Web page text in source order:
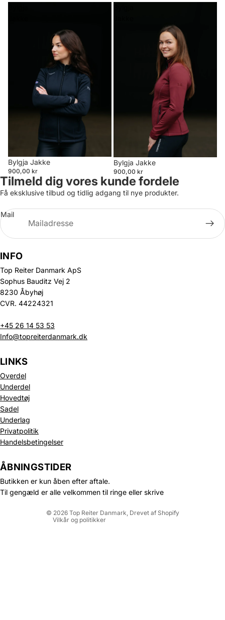
Bylgja Jakke
900,00 kr
Bylgja Jakke
900,00 kr
Tilmeld dig vores kunde fordele
Få eksklusive tilbud og tidlig adgang til nye produkter.
Mail
INFO
Top Reiter Danmark ApS
Sophus Bauditz Vej 2
8230 Åbyhøj
CVR. 44224321
+45 26 14 53 53
Info@topreiterdanmark.dk
LINKS
Overdel
Underdel
Hovedtøj
Sadel
Underlag
Privatpolitik
Handelsbetingelser
ÅBNINGSTIDER
Butikken er kun åben efter aftale.
Til gengæld er alle velkommen til ringe eller skrive
© 2026 Top Reiter Danmark , Drevet af Shopify
Vilkår og politikker
Politik om beskyttelse af persondata
Refusionspolitik
Leveringspolitik
Kontaktinformation